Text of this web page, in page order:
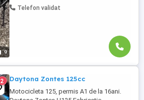
9
Telefon validat
2 Daytona Zontes 125cc
Motocicleta 125, permis A1 de la 16ani.